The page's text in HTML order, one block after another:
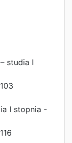
– studia I
I stopnia -